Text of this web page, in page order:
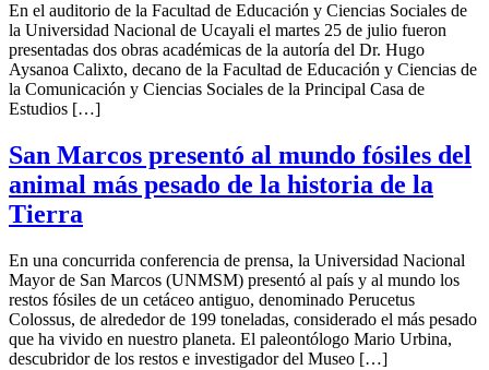
En el auditorio de la Facultad de Educación y Ciencias Sociales de
la Universidad Nacional de Ucayali el martes 25 de julio fueron
presentadas dos obras académicas de la autoría del Dr. Hugo
Aysanoa Calixto, decano de la Facultad de Educación y Ciencias de
la Comunicación y Ciencias Sociales de la Principal Casa de
Estudios […]
San Marcos presentó al mundo fósiles del
animal más pesado de la historia de la
Tierra
En una concurrida conferencia de prensa, la Universidad Nacional
Mayor de San Marcos (UNMSM) presentó al país y al mundo los
restos fósiles de un cetáceo antiguo, denominado Perucetus
Colossus, de alrededor de 199 toneladas, considerado el más pesado
que ha vivido en nuestro planeta. El paleontólogo Mario Urbina,
descubridor de los restos e investigador del Museo […]